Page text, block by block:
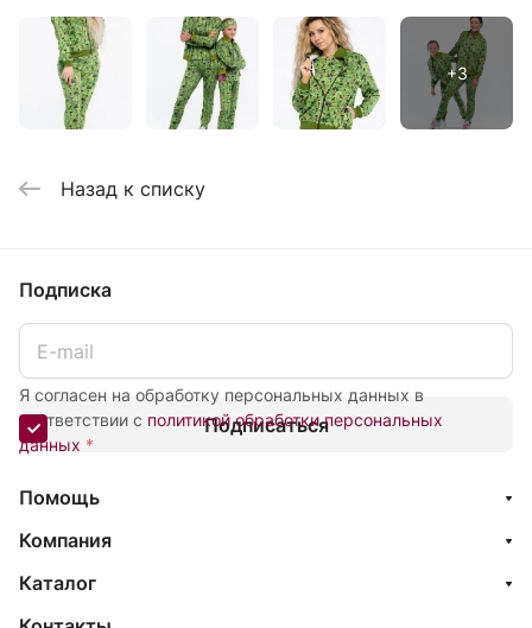
Назад к списку
Подписка
Я согласен на обработку персональных данных в
соответствии с политикой обработки персональных
данных *
Подписаться
Помощь
Компания
Каталог